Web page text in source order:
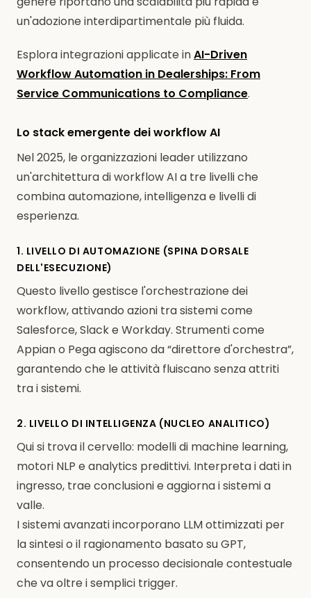
un'adozione interdipartimentale più fluida.
Esplora integrazioni applicate inAI-Driven
Workflow Automation in Dealerships: From
Service Communications to Compliance.
Lo stack emergente dei workflow AI
Nel 2025, le organizzazioni leader utilizzano
un'architettura di workflow AI a tre livelli che
combina automazione, intelligenza e livelli di
esperienza.
1. LIVELLO DI AUTOMAZIONE (SPINA DORSALE
DELL'ESECUZIONE)
Questo livello gestisce l'orchestrazione dei
workflow, attivando azioni tra sistemi come
Salesforce, Slack e Workday. Strumenti come
Appian o Pega agiscono da “direttore d'orchestra”,
garantendo che le attività fluiscano senza attriti
tra i sistemi.
2. LIVELLO DI INTELLIGENZA (NUCLEO ANALITICO)
Qui si trova il cervello: modelli di machine learning,
motori NLP e analytics predittivi. Interpreta i dati in
ingresso, trae conclusioni e aggiorna i sistemi a
valle.
I sistemi avanzati incorporano LLM ottimizzati per
la sintesi o il ragionamento basato su GPT,
consentendo un processo decisionale contestuale
che va oltre i semplici trigger.